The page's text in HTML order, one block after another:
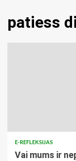
patiess
E-REFLEKSIJAS
Vai mums ir